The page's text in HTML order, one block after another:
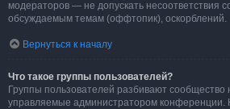
модераторов — не допускать несоответствия
обсуждаемым темам (оффтопик), оскорблений.
Вернуться к началу
Что такое группы пользователей?
Группы пользователей разбивают сообщество
управляемые администратором конференции.